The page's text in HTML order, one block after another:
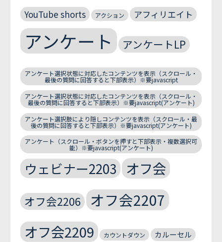
YouTube shorts
アクション アフィリエイト
アンケート アンケートLP
アンケート選択状態に対応したコンテンツを表示（スクロール・
最後の質問に回答すると下部表示）※要javascript
アンケート選択状態に対応したコンテンツを表示（スクロール・
最後の質問に回答すると下部表示）※要javascript(アンケート)
アンケート選択肢により隠しコンテンツを表示（スクロール・最
後の質問に回答すると下部表示）※要javascript(アンケート)
アンケート（スクロール・ボタンを押すと下部表示・複数選択可
能）※要javascript(アンケート)
ウェビナー2203 オフ会
オフ会2206 オフ会2207
オフ会2209 カウントダウン カルーセル